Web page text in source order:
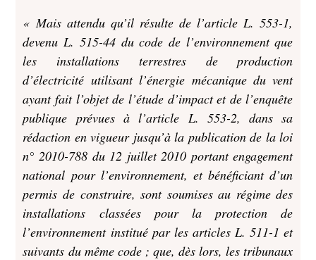
« Mais attendu qu’il résulte de l’article L. 553-1,
devenu L. 515-44 du code de l’environnement que
les installations terrestres de production
d’électricité utilisant l’énergie mécanique du vent
ayant fait l’objet de l’étude d’impact et de l’enquête
publique prévues à l’article L. 553-2, dans sa
rédaction en vigueur jusqu’à la publication de la loi
n° 2010-788 du 12 juillet 2010 portant engagement
national pour l’environnement, et bénéficiant d’un
permis de construire, sont soumises au régime des
installations classées pour la protection de
l’environnement institué par les articles L. 511-1 et
suivants du même code ; que, dès lors, les tribunaux